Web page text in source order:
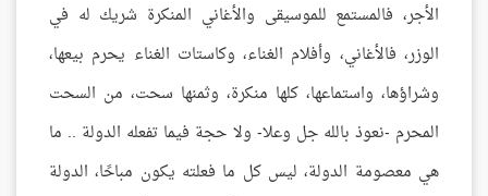
الأجر، فالمستمع للموسيقى والأغاني المنكرة شريك له في
الوزر، فالأغاني، وأفلام الغناء، وكاستات الغناء يحرم بيعها،
وشراؤها، واستماعها، كلها منكرة، وثمنها سحت، من السحت
المحرم -نعوذ بالله جل وعلا- ولا حجة فيما تفعله الدولة .. ما
هي معصومة الدولة، ليس كل ما فعلته يكون مباحًا، الدولة